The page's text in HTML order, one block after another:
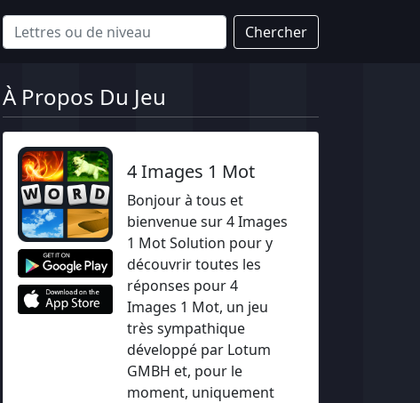
Chercher
À Propos Du Jeu
4 Images 1 Mot
Bonjour à tous et
bienvenue sur 4 Images
1 Mot Solution pour y
découvrir toutes les
réponses pour 4
Images 1 Mot, un jeu
très sympathique
développé par Lotum
GMBH et, pour le
moment, uniquement